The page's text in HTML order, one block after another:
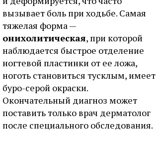
вызывает боль при ходьбе. Самая
тяжелая форма —
онихолитическая, при которой
наблюдается быстрое отделение
ногтевой пластинки от ее ложа,
ноготь становиться тусклым, имеет
буро-серой окраски.
Окончательный диагноз может
поставить только врач дерматолог
после специального обследования.